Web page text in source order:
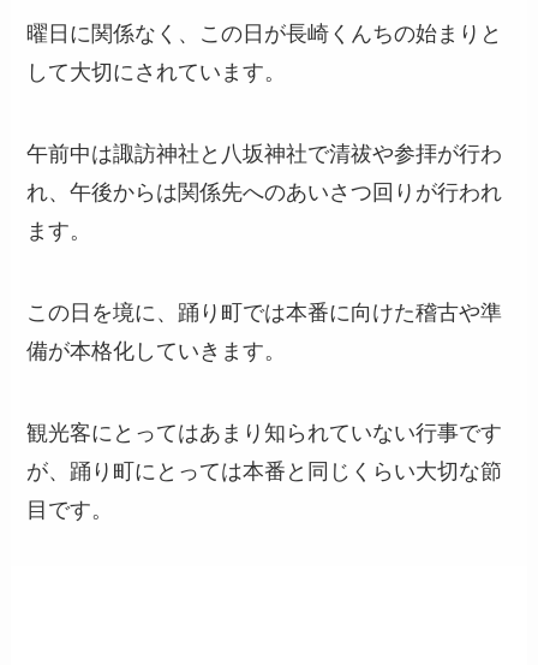
曜日に関係なく、この日が長崎くんちの始まりと
して大切にされています。
午前中は諏訪神社と八坂神社で清祓や参拝が行わ
れ、午後からは関係先へのあいさつ回りが行われ
ます。
この日を境に、踊り町では本番に向けた稽古や準
備が本格化していきます。
観光客にとってはあまり知られていない行事です
が、踊り町にとっては本番と同じくらい大切な節
目です。